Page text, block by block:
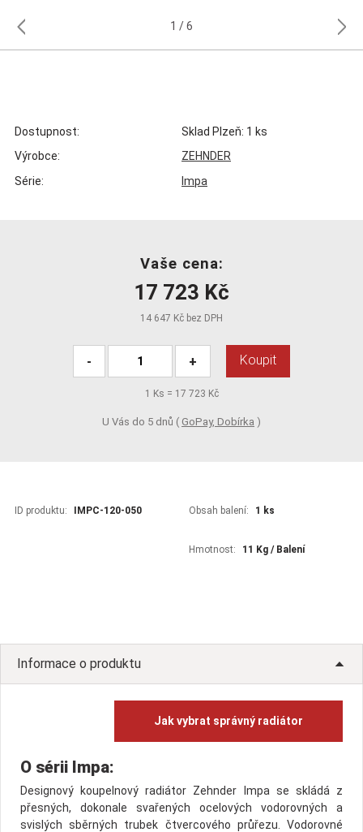
1 6
Dostupnost:
Sklad Plzeň: 1 ks
Výrobce:
ZEHNDER
Série:
Impa
Vaše cena:
17 723 Kč
14 647 Kč bez DPH
- + Koupit
1 Ks = 17 723 Kč
U Vás do 5 dnů ( GoPay, Dobírka )
ID produktu: IMPC-120-050 Obsah balení: 1 ks
Hmotnost: 11 Kg / Balení
Informace o produktu
Jak vybrat správný radiátor
O sérii Impa:
Designový koupelnový radiátor Zehnder Impa se skládá z
přesných, dokonale svařených ocelových vodorovných a
svislých sběrných trubek čtvercového průřezu. Vodorovné